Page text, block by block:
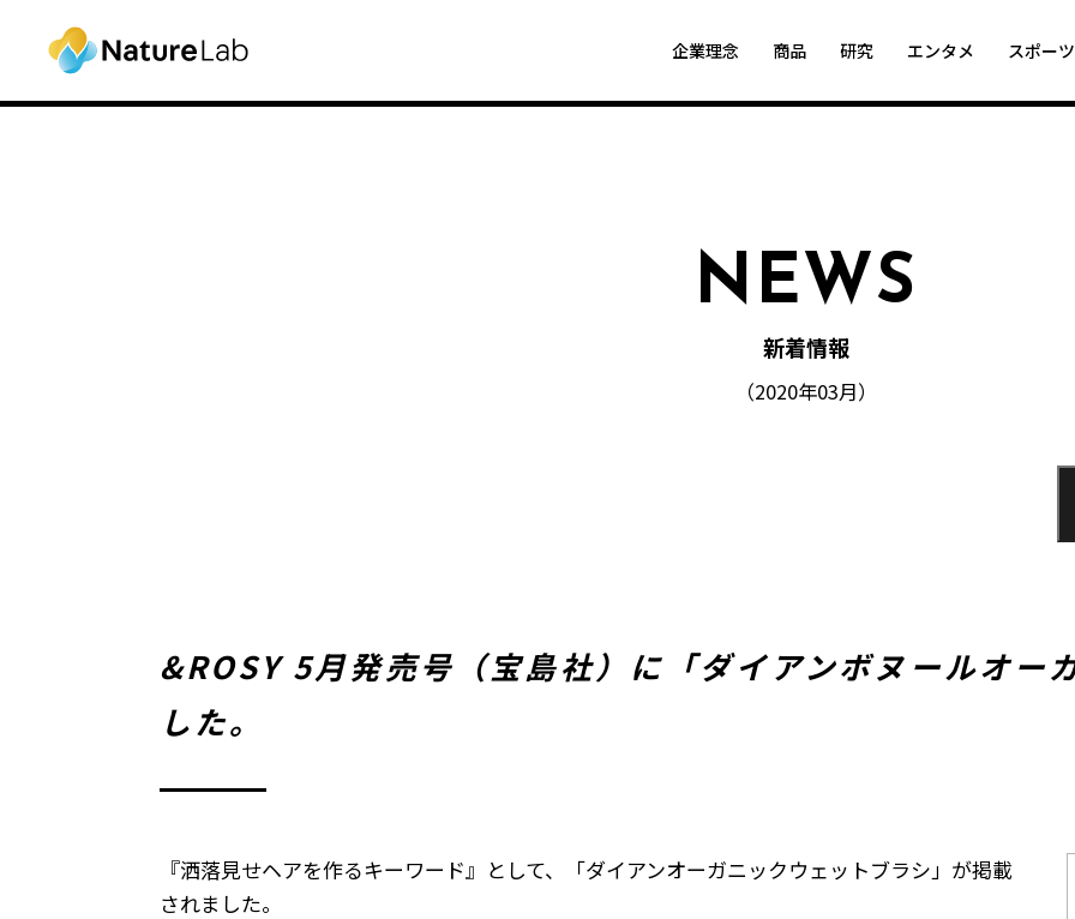
企業理念 商品 研究 エンタメ スポー
NEWS
新着情報
（2020年03月）
&ROSY 5月発売号（宝島社）に「ダイアンボヌールオー
した。
『洒落見せヘアを作るキーワード』として、「ダイアンオーガニックウェットブラシ」が掲載
されました。